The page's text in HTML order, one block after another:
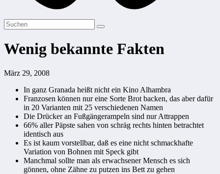
Wenig bekannte Fakten
März 29, 2008
In ganz Granada heißt nicht ein Kino Alhambra
Franzosen können nur eine Sorte Brot backen, das aber dafür
in 20 Varianten mit 25 verschiedenen Namen
Die Drücker an Fußgängerampeln sind nur Attrappen
66% aller Päpste sahen von schräg rechts hinten betrachtet
identisch aus
Es ist kaum vorstellbar, daß es eine nicht schmackhafte
Variation von Bohnen mit Speck gibt
Manchmal sollte man als erwachsener Mensch es sich
gönnen, ohne Zähne zu putzen ins Bett zu gehen